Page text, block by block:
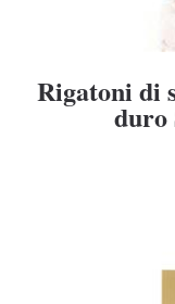
Rigatoni di
duro